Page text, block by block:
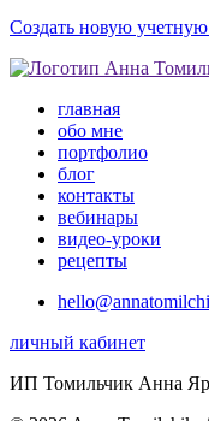
Создать новую учетную
главная
обо мне
портфолио
блог
контакты
вебинары
видео-уроки
рецепты
личный кабинет
ИП Томильчик Анна